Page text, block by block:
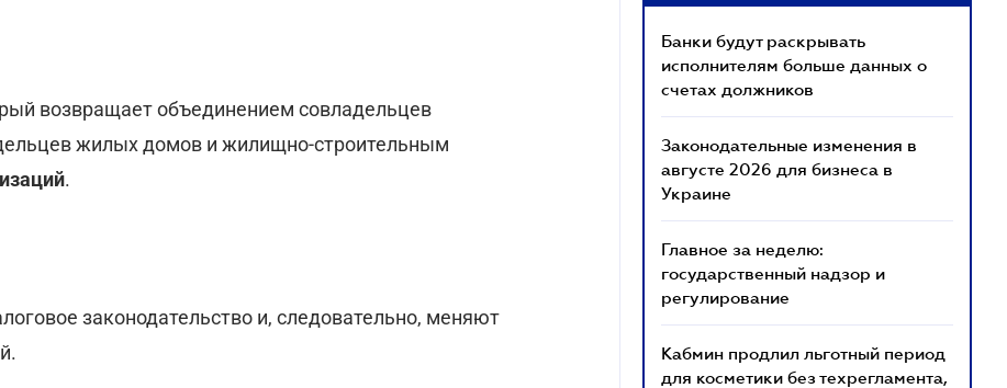
возвращает объединением совладельцев
жилых домов и жилищно-строительным
.
законодательство и, следовательно, меняют
Банки будут раскрывать
исполнителям больше данных о
счетах должников
Законодательные изменения в
августе 2026 для бизнеса в
Украине
Главное за неделю:
государственный надзор и
регулирование
Кабмин продлил льготный период
для косметики без техрегламента,